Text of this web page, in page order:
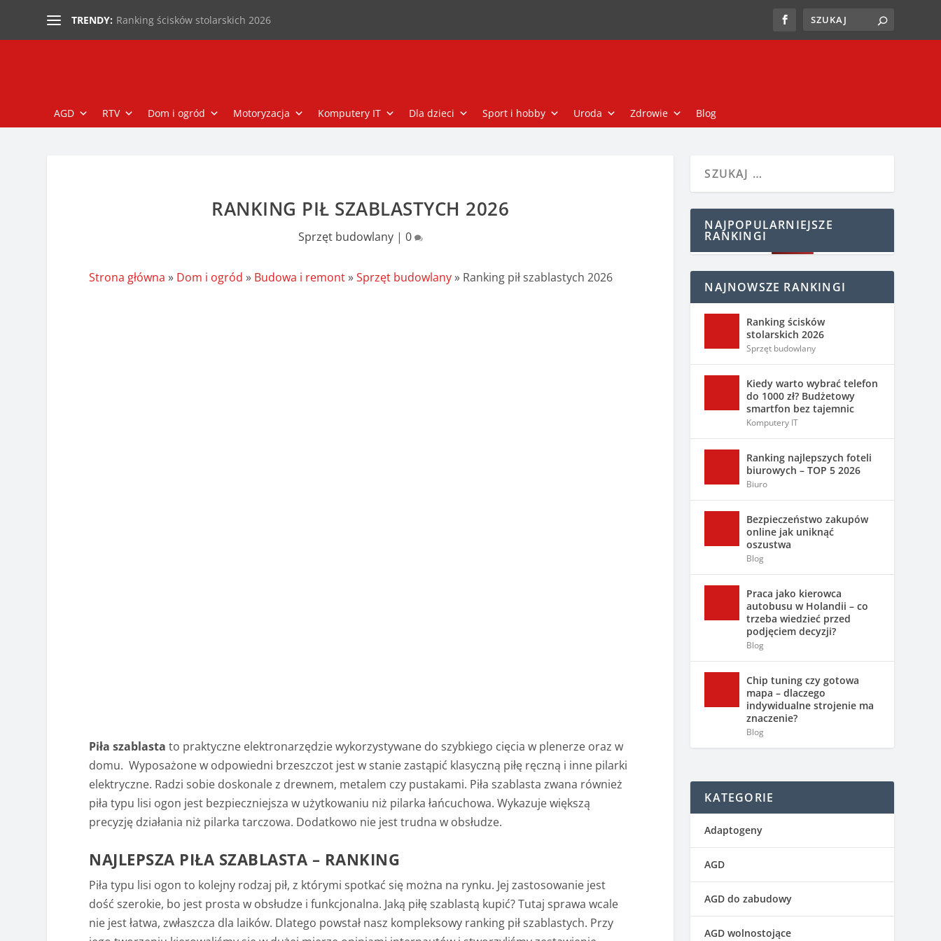
TRENDY: Ranking ścisków stolarskich 2026
AGD RTV Dom i ogród Motoryzacja Komputery IT Dla dzieci Sport i hobby Uroda Zdrowie Blog
RANKING PIŁ SZABLASTYCH 2026
Sprzęt budowlany| 0
Strona główna » Dom i ogród » Budowa i remont»Sprzęt budowlany» Ranking pił szablastych 2026
Piła szablasta to praktyczne elektronarzędzie wykorzystywane do szybkiego cięcia w plenerze oraz w
domu. Wyposażone w odpowiedni brzeszczot jest w stanie zastąpić klasyczną piłę ręczną i inne pilarki
elektryczne. Radzi sobie doskonale z drewnem, metalem czy pustakami. Piła szablasta zwana również
piła typu lisi ogon jest bezpieczniejsza w użytkowaniu niż pilarka łańcuchowa. Wykazuje większą
precyzję działania niż pilarka tarczowa. Dodatkowo nie jest trudna w obsłudze.
NAJLEPSZA PIŁA SZABLASTA – RANKING
Piła typu lisi ogon to kolejny rodzaj pił, z którymi spotkać się można na rynku. Jej zastosowanie jest
dość szerokie, bo jest prosta w obsłudze i funkcjonalna. Jaką piłę szablastą kupić? Tutaj sprawa wcale
nie jest łatwa, zwłaszcza dla laików. Dlatego powstał nasz kompleksowy ranking pił szablastych. Przy
NAJPOPULARNIEJSZE
RANKINGI
NAJNOWSZE RANKINGI
Ranking ścisków
stolarskich 2026
Sprzęt budowlany
Kiedy warto wybrać telefon
do 1000 zł? Budżetowy
smartfon bez tajemnic
Komputery IT
Ranking najlepszych foteli
biurowych – TOP 5 2026
Biuro
Bezpieczeństwo zakupów
online jak uniknąć
oszustwa
Blog
Praca jako kierowca
autobusu w Holandii – co
trzeba wiedzieć przed
podjęciem decyzji?
Blog
Chip tuning czy gotowa
mapa – dlaczego
indywidualne strojenie ma
znaczenie?
Blog
KATEGORIE
Adaptogeny
AGD
AGD do zabudowy
AGD wolnostojące